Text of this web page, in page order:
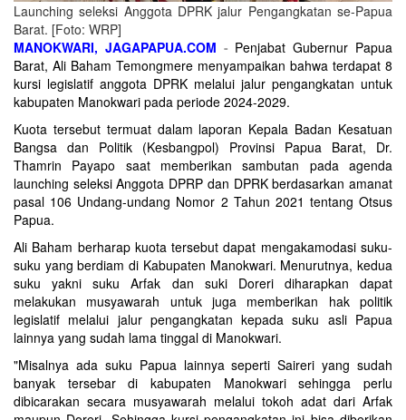
Launching seleksi Anggota DPRK jalur Pengangkatan se-Papua
Barat. [Foto: WRP]
MANOKWARI, JAGAPAPUA.COM - Penjabat Gubernur Papua
Barat, Ali Baham Temongmere menyampaikan bahwa terdapat 8
kursi legislatif anggota DPRK melalui jalur pengangkatan untuk
kabupaten Manokwari pada periode 2024-2029.
Kuota tersebut termuat dalam laporan Kepala Badan Kesatuan
Bangsa dan Politik (Kesbangpol) Provinsi Papua Barat, Dr.
Thamrin Payapo saat memberikan sambutan pada agenda
launching seleksi Anggota DPRP dan DPRK berdasarkan amanat
pasal 106 Undang-undang Nomor 2 Tahun 2021 tentang Otsus
Papua.
Ali Baham berharap kuota tersebut dapat mengakamodasi suku-
suku yang berdiam di Kabupaten Manokwari. Menurutnya, kedua
suku yakni suku Arfak dan suki Doreri diharapkan dapat
melakukan musyawarah untuk juga memberikan hak politik
legislatif melalui jalur pengangkatan kepada suku asli Papua
lainnya yang sudah lama tinggal di Manokwari.
"Misalnya ada suku Papua lainnya seperti Saireri yang sudah
banyak tersebar di kabupaten Manokwari sehingga perlu
dibicarakan secara musyawarah melalui tokoh adat dari Arfak